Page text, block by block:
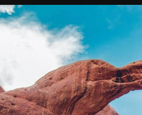
Политика конфиденциальности
каналы Контакты